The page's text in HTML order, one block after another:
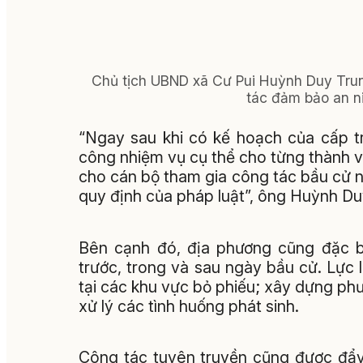
Chủ tịch UBND xã Cư Pui Huỳnh Duy
tác đảm bảo an
“Ngay sau khi có kế hoạch của cấp
công nhiệm vụ cụ thể cho từng thành
cho cán bộ tham gia công tác bầu cử
quy định của pháp luật”, ông
Bên cạnh đó, địa phương cũng
trước, trong và sau ngày bầu cử.
tại các khu vực bỏ phiếu; xây dựng
xử lý các tình huống phát sinh.
Công tác tuyên truyền cũng được